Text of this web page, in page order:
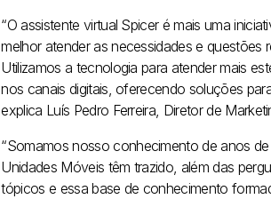
“O assistente virtual Spicer é mais uma
melhor atender as necessidades e
Utilizamos a tecnologia para atender mais
nos canais digitais, oferecendo soluções
explica Luís Pedro Ferreira, Diretor de
“Somamos nosso conhecimento de anos
Unidades Móveis têm trazido, além das
tópicos e essa base de conhecimento